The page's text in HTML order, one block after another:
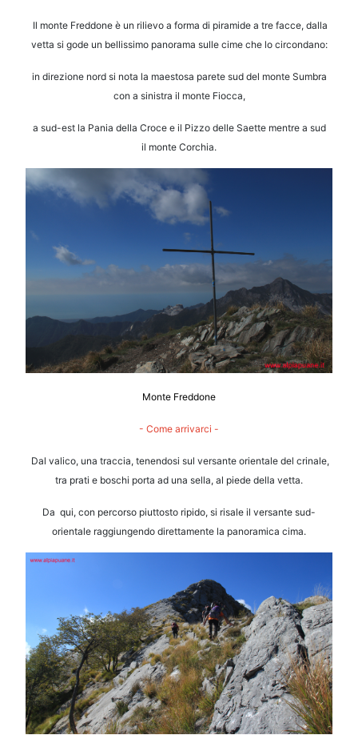
Il monte Freddone è un rilievo a forma di piramide a tre facce, dalla
vetta si gode un bellissimo panorama sulle cime che lo circondano:
in direzione nord si nota la maestosa parete sud del monte Sumbra
con a sinistra il monte Fiocca,
a sud-est la Pania della Croce e il Pizzo delle Saette mentre a sud
il monte Corchia.
Monte Freddone
- Come arrivarci -
Dal valico, una traccia, tenendosi sul versante orientale del crinale,
tra prati e boschi porta ad una sella, al piede della vetta.
Da qui, con percorso piuttosto ripido, si risale il versante sud-
orientale raggiungendo direttamente la panoramica cima.